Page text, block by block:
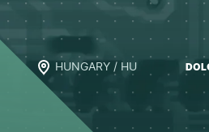
HUNGARY / HU